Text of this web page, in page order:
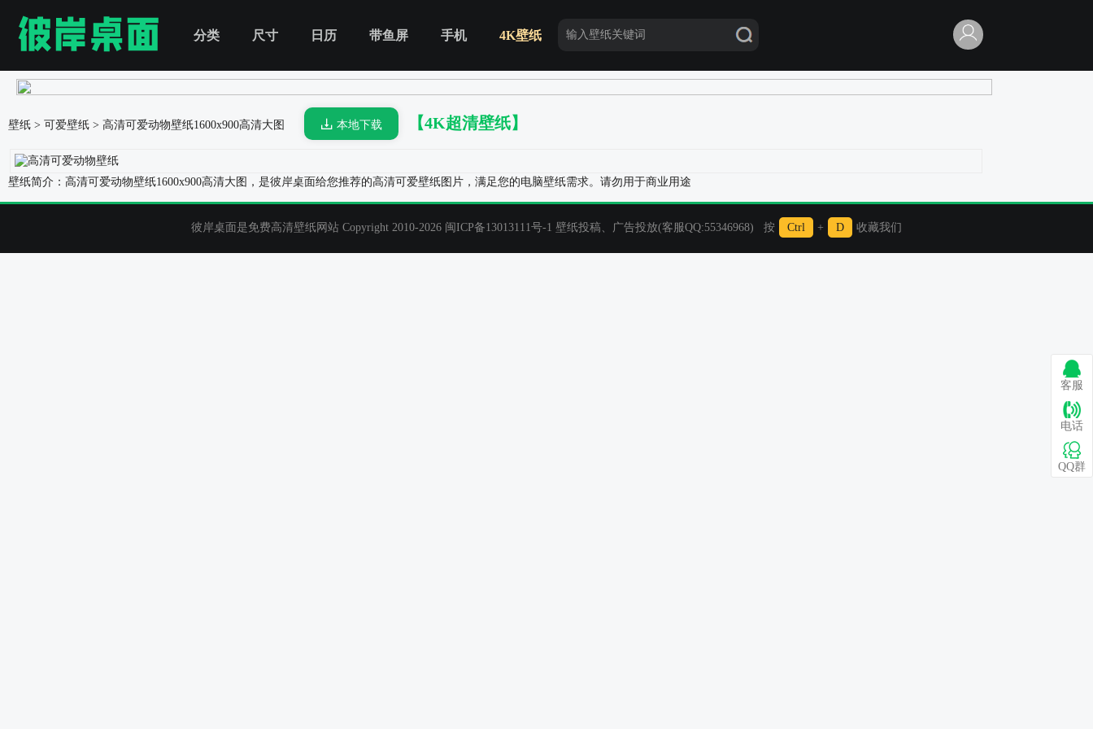
分类 尺寸 日历 带鱼屏 手机 4K壁纸
壁纸 > 可爱壁纸 > 高清可爱动物壁纸1600x900高清大图 本地下载 【4K超清壁纸】
壁纸简介：高清可爱动物壁纸1600x900高清大图，是彼岸桌面给您推荐的高清可爱壁纸图片，满足您的电脑壁纸需求。请勿用于商业用途
彼岸桌面是免费高清壁纸网站 Copyright 2010-2026 闽ICP备13013111号-1 壁纸投稿、广告投放(客服QQ:55346968) 按 Ctrl + D 收藏我们
客服
电话
QQ群